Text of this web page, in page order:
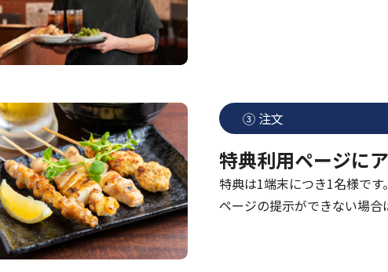
③ 注文
特典利用ページに
特典は1端末につき1名様です。
ページの提示ができない場合